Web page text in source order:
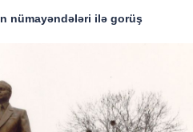
nümayəndələri ilə gorüş